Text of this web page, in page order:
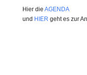
Hier dieAGENDA
und HIER geht es zur